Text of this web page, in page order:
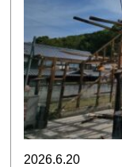
2026.6.20